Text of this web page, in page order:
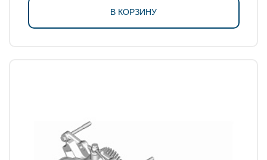
В КОРЗИНУ